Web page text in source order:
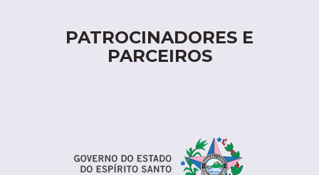
PATROCINADORES E
PARCEIROS